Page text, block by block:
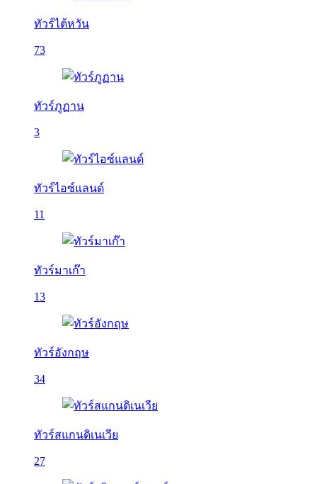
ทัวร์ไต้หวัน
73
ทัวร์ภูฏาน
3
ทัวร์ไอซ์แลนด์
11
ทัวร์มาเก๊า
13
ทัวร์อังกฤษ
34
ทัวร์สแกนดิเนเวีย
27